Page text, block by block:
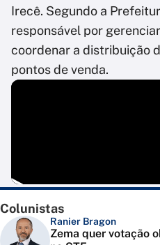
Irecê. Segundo a
responsável por
coordenar a distribuição
pontos de venda.
Colunistas
Ranier Bragon
Zema quer votação